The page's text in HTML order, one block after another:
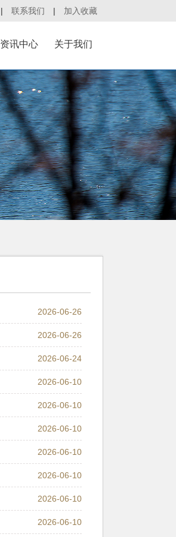
| 联系我们 | 加入收藏
资讯中心 关于我们
2026-06-26
2026-06-26
2026-06-24
2026-06-10
2026-06-10
2026-06-10
2026-06-10
2026-06-10
2026-06-10
2026-06-10